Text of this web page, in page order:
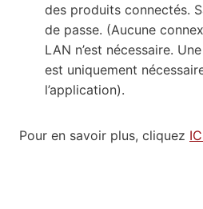
des produits connectés.
de passe. (Aucune
LAN n’est nécessaire.
est uniquement
l’application).
Pour en savoir plus, cliquez